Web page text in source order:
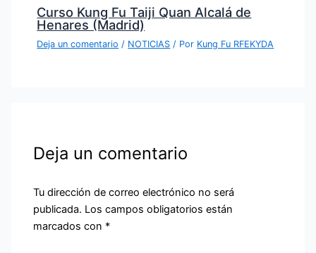
Curso Kung Fu Taiji Quan Alcalá de
Henares (Madrid)
Deja un comentario / NOTICIAS / Por Kung Fu RFEKYDA
Deja un comentario
Tu dirección de correo electrónico no será
publicada. Los campos obligatorios están
marcados con *